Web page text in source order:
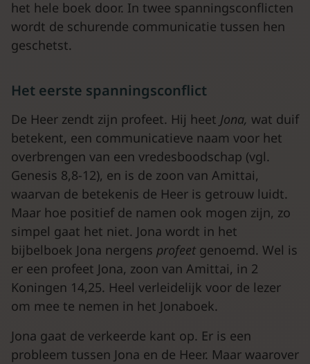
het hele boek door. In twee spanningsconflicten
wordt de schurende communicatie tussen hen
geschetst.
Het eerste spanningsconflict
De Heer zendt zijn profeet. Hij heet Jona, wat duif
betekent, een communicatieve naam voor het
overbrengen van een vredesboodschap (vgl.
Genesis 8,8-12), en is de zoon van Amittai,
waarvan de betekenis de Heer is getrouw luidt.
Maar hoe positief de namen ook mogen zijn, zo
simpel gaat het niet. Jona wordt in het
bijbelboek Jona nergens profeet genoemd. Wel is
er een profeet Jona, zoon van Amittai, in 2
Koningen 14,25. Heel verleidelijk voor de lezer
om mee te nemen in het Jonaboek.
Jona gaat de verkeerde kant op. Er is een
probleem tussen Jona en de Heer. Maar waarover